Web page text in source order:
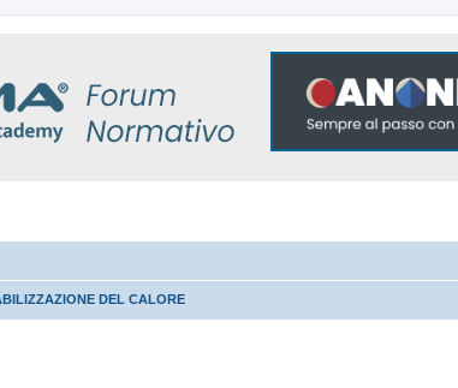
DEL CALORE